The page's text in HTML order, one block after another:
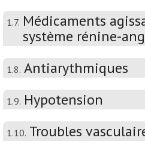
1.7. Médicaments
système rénine-
1.8. Antiarythmiques
1.9. Hypotension
1.10. Troubles